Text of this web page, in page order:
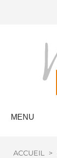
MENU
ACCUEIL >